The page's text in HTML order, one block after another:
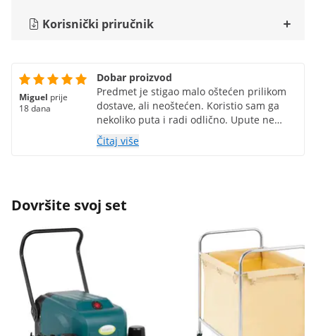
Korisnički priručnik
Miguel prije
18 dana
Dobar proizvod
Predmet je stigao malo oštećen prilikom
dostave, ali neoštećen. Koristio sam ga
nekoliko puta i radi odlično. Upute ne
spominju određene važne stvari, poput
potrebe za punjenjem akumulatora s
Čitaj više
Dovršite svoj set